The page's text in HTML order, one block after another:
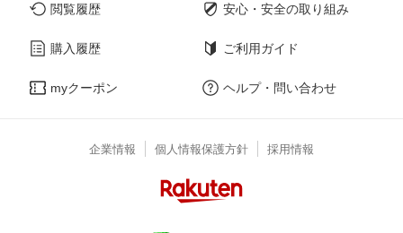
閲覧履歴
購入履歴
myクーポン
安心・安全の取り組み
ご利用ガイド
ヘルプ・問い合わせ
企業情報 個人情報保護方針 採用情報